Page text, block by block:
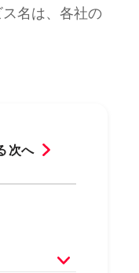
名は、各社の
次へ